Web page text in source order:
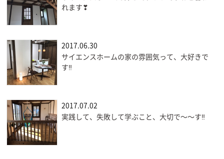
れます❣
2017.06.30
サイエンスホームの家の雰囲気って、大好きで
す‼
2017.07.02
実践して、失敗して学ぶこと、大切で〜〜す‼